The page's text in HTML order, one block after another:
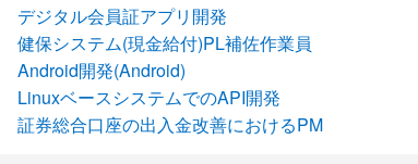
デジタル会員証アプリ開発
健保システム(現金給付)PL補佐作業員
Android開発(Android)
LinuxベースシステムでのAPI開発
証券総合口座の出入金改善におけるPM